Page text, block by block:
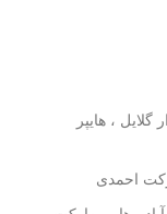
، هایپر